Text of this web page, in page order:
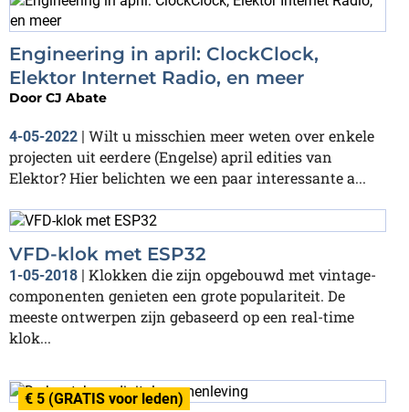
Engineering in april: ClockClock,
Elektor Internet Radio, en meer
Door CJ Abate
4-05-2022 | Wilt u misschien meer weten over enkele
projecten uit eerdere (Engelse) april edities van
Elektor? Hier belichten we een paar interessante a...
VFD-klok met ESP32
1-05-2018 | Klokken die zijn opgebouwd met vintage-
componenten genieten een grote populariteit. De
meeste ontwerpen zijn gebaseerd op een real-time
klok...
€ 5 (GRATIS voor leden)